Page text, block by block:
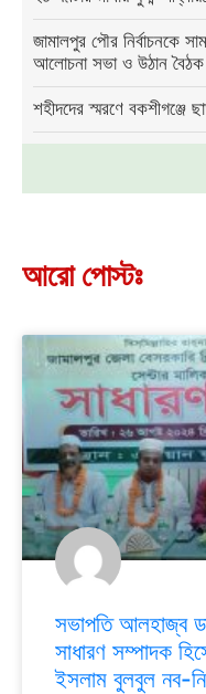
জামালপুর পৌর নির্বাচনকে
আলোচনা সভা ও উঠান বৈঠক
শহীদদের স্মরণে বকশীগঞ্জে
আরো পোস্টঃ
সভাপতি আলহাজ্ব
সাধারণ সম্পাদক
ইসলাম বুলবুল নব-